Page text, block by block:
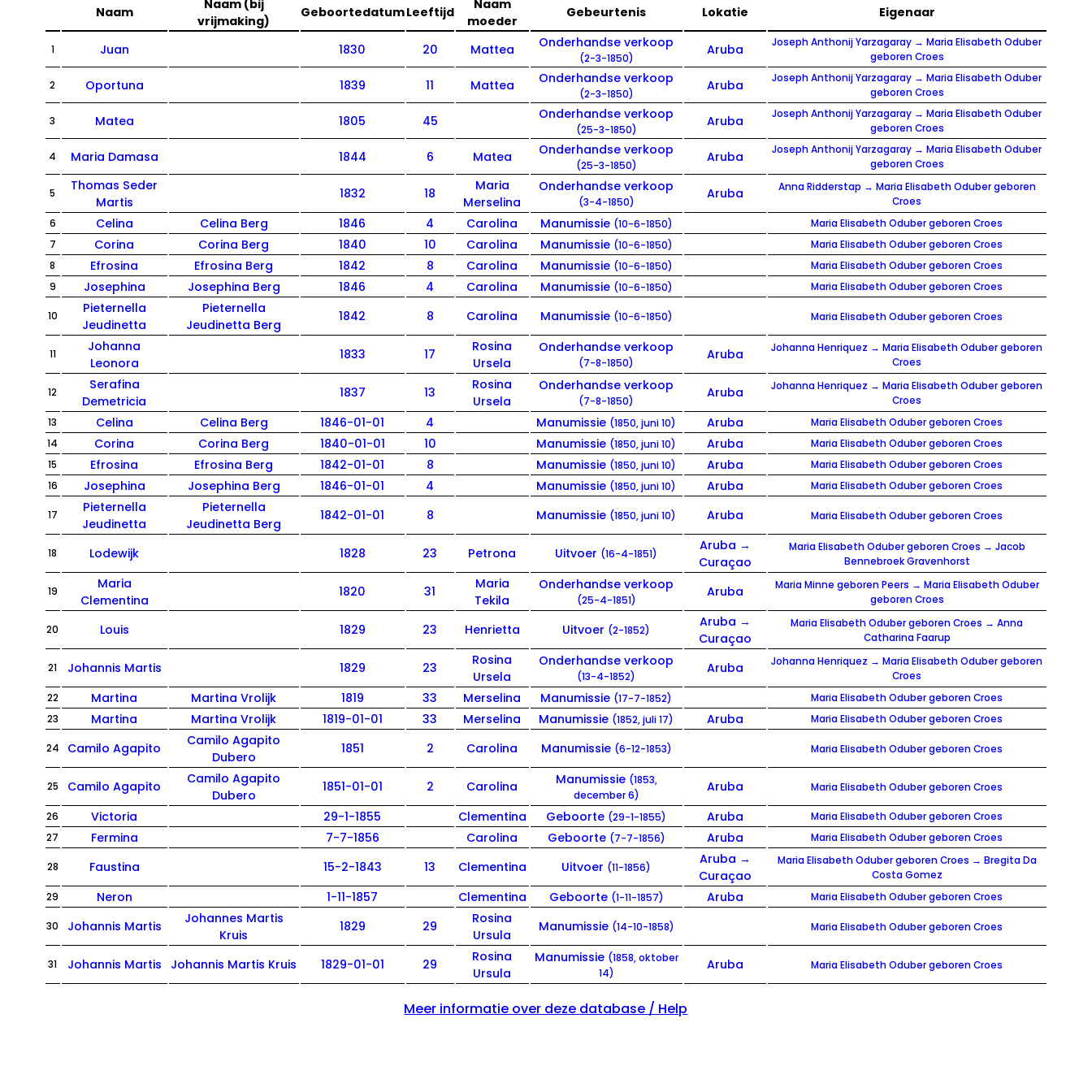
Naam
Naam (bij
vrijmaking)
GeboortedatumLeeftijd
Naam
moeder
Gebeurtenis Lokatie Eigenaar
1 Juan 1830 20 Mattea Onderhandse verkoop
(2-3-1850)
Aruba
Joseph Anthonij Yarzagaray → Maria Elisabeth Oduber
geboren Croes
2 Oportuna 1839 11 Mattea Onderhandse verkoop
(2-3-1850)
Aruba
Joseph Anthonij Yarzagaray → Maria Elisabeth Oduber
geboren Croes
3 Matea 1805 45 Onderhandse verkoop
(25-3-1850)
Aruba
Joseph Anthonij Yarzagaray → Maria Elisabeth Oduber
geboren Croes
4 Maria Damasa 1844 6 Matea Onderhandse verkoop
(25-3-1850)
Aruba
Joseph Anthonij Yarzagaray → Maria Elisabeth Oduber
geboren Croes
5
Thomas Seder
Martis
1832 18
Maria
Merselina
Onderhandse verkoop
(3-4-1850)
Aruba
Anna Ridderstap → Maria Elisabeth Oduber geboren
Croes
6 Celina Celina Berg 1846 4 Carolina Manumissie (10-6-1850) Maria Elisabeth Oduber geboren Croes
7 Corina Corina Berg 1840 10 Carolina Manumissie (10-6-1850) Maria Elisabeth Oduber geboren Croes
8 Efrosina Efrosina Berg 1842 8 Carolina Manumissie (10-6-1850) Maria Elisabeth Oduber geboren Croes
9 Josephina Josephina Berg 1846 4 Carolina Manumissie (10-6-1850) Maria Elisabeth Oduber geboren Croes
10
Pieternella
Jeudinetta
Pieternella
Jeudinetta Berg
1842 8 Carolina Manumissie (10-6-1850) Maria Elisabeth Oduber geboren Croes
11
Johanna
Leonora
1833 17
Rosina
Ursela
Onderhandse verkoop
(7-8-1850)
Aruba
Johanna Henriquez → Maria Elisabeth Oduber geboren
Croes
12
Serafina
Demetricia
1837 13
Rosina
Ursela
Onderhandse verkoop
(7-8-1850)
Aruba
Johanna Henriquez → Maria Elisabeth Oduber geboren
Croes
13 Celina Celina Berg 1846-01-01 4 Manumissie (1850, juni 10) Aruba Maria Elisabeth Oduber geboren Croes
14 Corina Corina Berg 1840-01-01 10 Manumissie (1850, juni 10) Aruba Maria Elisabeth Oduber geboren Croes
15 Efrosina Efrosina Berg 1842-01-01 8 Manumissie (1850, juni 10) Aruba Maria Elisabeth Oduber geboren Croes
16 Josephina Josephina Berg 1846-01-01 4 Manumissie (1850, juni 10) Aruba Maria Elisabeth Oduber geboren Croes
17
Pieternella
Jeudinetta
Pieternella
Jeudinetta Berg
1842-01-01 8 Manumissie (1850, juni 10) Aruba Maria Elisabeth Oduber geboren Croes
18 Lodewijk 1828 23 Petrona Uitvoer (16-4-1851)
Aruba →
Curaçao
Maria Elisabeth Oduber geboren Croes → Jacob
Bennebroek Gravenhorst
19
Maria
Clementina
1820 31
Maria
Tekila
Onderhandse verkoop
(25-4-1851)
Aruba
Maria Minne geboren Peers → Maria Elisabeth Oduber
geboren Croes
20 Louis 1829 23 Henrietta Uitvoer (2-1852)
Aruba →
Curaçao
Maria Elisabeth Oduber geboren Croes → Anna
Catharina Faarup
21 Johannis Martis 1829 23
Rosina
Ursela
Onderhandse verkoop
(13-4-1852)
Aruba
Johanna Henriquez → Maria Elisabeth Oduber geboren
Croes
22 Martina Martina Vrolijk 1819 33 Merselina Manumissie (17-7-1852) Maria Elisabeth Oduber geboren Croes
23 Martina Martina Vrolijk 1819-01-01 33 Merselina Manumissie (1852, juli 17) Aruba Maria Elisabeth Oduber geboren Croes
24 Camilo Agapito
Camilo Agapito
Dubero
1851 2 Carolina Manumissie (6-12-1853) Maria Elisabeth Oduber geboren Croes
25 Camilo Agapito
Camilo Agapito
Dubero
1851-01-01 2 Carolina Manumissie (1853,
december 6)
Aruba Maria Elisabeth Oduber geboren Croes
26 Victoria 29-1-1855 Clementina Geboorte (29-1-1855) Aruba Maria Elisabeth Oduber geboren Croes
27 Fermina 7-7-1856 Carolina Geboorte (7-7-1856) Aruba Maria Elisabeth Oduber geboren Croes
28 Faustina 15-2-1843 13 Clementina Uitvoer (11-1856)
Aruba →
Curaçao
Maria Elisabeth Oduber geboren Croes → Bregita Da
Costa Gomez
29 Neron 1-11-1857 Clementina Geboorte (1-11-1857) Aruba Maria Elisabeth Oduber geboren Croes
30 Johannis Martis
Johannes Martis
Kruis
1829 29
Rosina
Ursula
Manumissie (14-10-1858) Maria Elisabeth Oduber geboren Croes
31 Johannis Martis Johannis Martis Kruis 1829-01-01 29
Rosina
Ursula
Manumissie (1858, oktober
14)
Aruba Maria Elisabeth Oduber geboren Croes
Meer informatie over deze database / Help